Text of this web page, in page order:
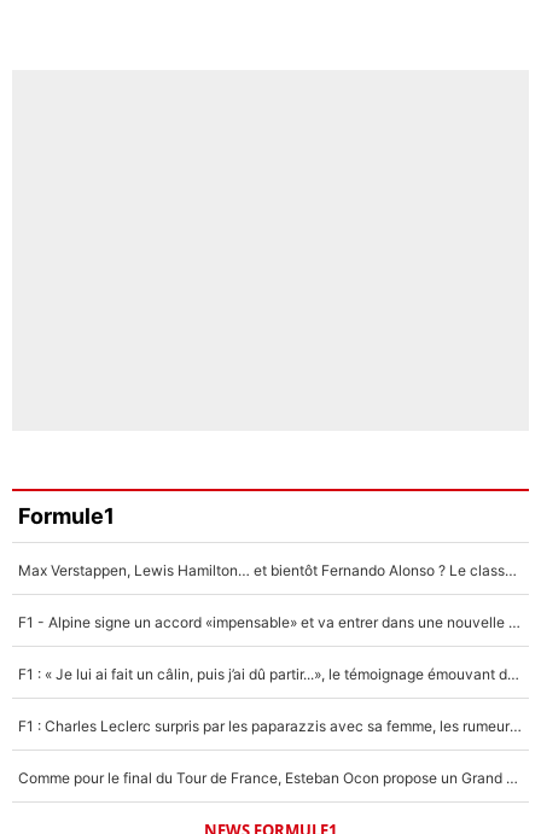
Formule1
Max Verstappen, Lewis Hamilton… et bientôt Fernando Alonso ? Le classement des pilotes les mieux payés en Formule 1 risque de changer !
F1 - Alpine signe un accord «impensable» et va entrer dans une nouvelle dimension : Grande nouvelle pour Pierre Gasly !
F1 : « Je lui ai fait un câlin, puis j’ai dû partir...», le témoignage émouvant de Max Verstappen sur sa fille
F1 : Charles Leclerc surpris par les paparazzis avec sa femme, les rumeurs étaient vraies !
Comme pour le final du Tour de France, Esteban Ocon propose un Grand Prix de Formule 1 à Paris : «Autour de l’Arc de Triomphe, ce serait génial» !